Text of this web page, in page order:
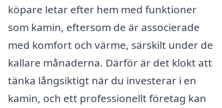
köpare letar efter hem med funktioner
som kamin, eftersom de är associerade
med komfort och värme, särskilt under de
kallare månaderna. Därför är det klokt att
tänka långsiktigt när du investerar i en
kamin, och ett professionellt företag kan